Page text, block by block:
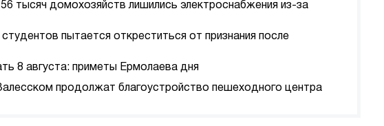
тысяч домохозяйств лишились электроснабжения из-за
пытается откреститься от признания после
8 августа: приметы Ермолаева дня
продолжат благоустройство пешеходного центра